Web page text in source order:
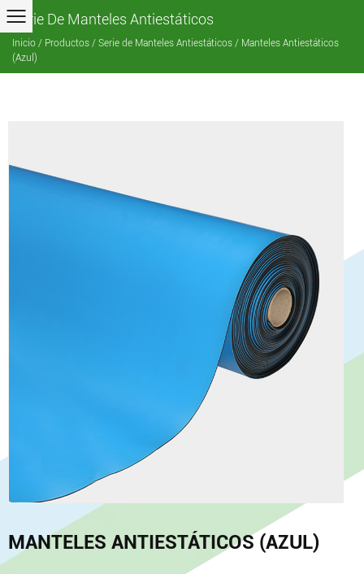
Serie De Manteles Antiestáticos
Inicio / Productos / Serie de Manteles Antiestáticos / Manteles Antiestáticos
(Azul)
MANTELES ANTIESTÁTICOS (AZUL)